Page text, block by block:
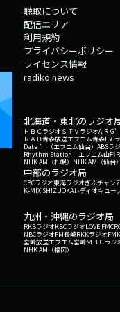
聴取について
配信エリア
利用規約
プライバシーポリシー
ライセンス情報
radiko news
北海道・東北のラジオ
ＨＢＣラジオＳＴＶラジオAIR-G'
ＲＡＢ青森放送エフエム青森IBC
Date fm（エフエム仙台） ABSラ
Rhythm Station エフエム山形
NHK AM（札幌） NHK AM（仙台
中部のラジオ局
CBCラジオ東海ラジオぎふチャン
K-MIX SHIZUOKAレディオキュー
九州・沖縄のラジオ局
RKBラジオKBCラジオLOVE FM
NBCラジオFM長崎RKKラジオ
宮崎放送エフエム宮崎ＭＢＣラジ
NHK AM（福岡）